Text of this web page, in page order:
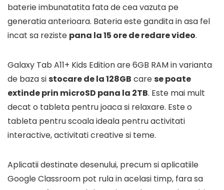
baterie imbunatatita fata de cea vazuta pe
generatia anterioara. Bateria este gandita in asa fel
incat sa reziste pana la 15 ore de redare video.
Galaxy Tab A11+ Kids Edition are 6GB RAM in varianta
de baza sistocare de la 128GB carese poate
extinde prin microSD pana la 2TB. Este mai mult
decat o tableta pentru joaca si relaxare. Este o
tableta pentru scoala ideala pentru activitati
interactive, activitati creative si teme.
Aplicatii destinate desenului, precum si aplicatiile
Google Classroom pot rula in acelasi timp, fara sa